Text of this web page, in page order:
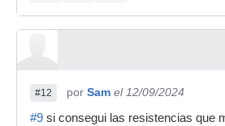
#12 por Sam el 12/09/2024
#9 si consegui las resistencias que